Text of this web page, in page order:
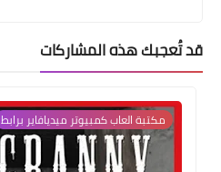
قد تُعجبك هذه المشاركات
مكتبة العاب كمبيوتر ميديافاير برابط